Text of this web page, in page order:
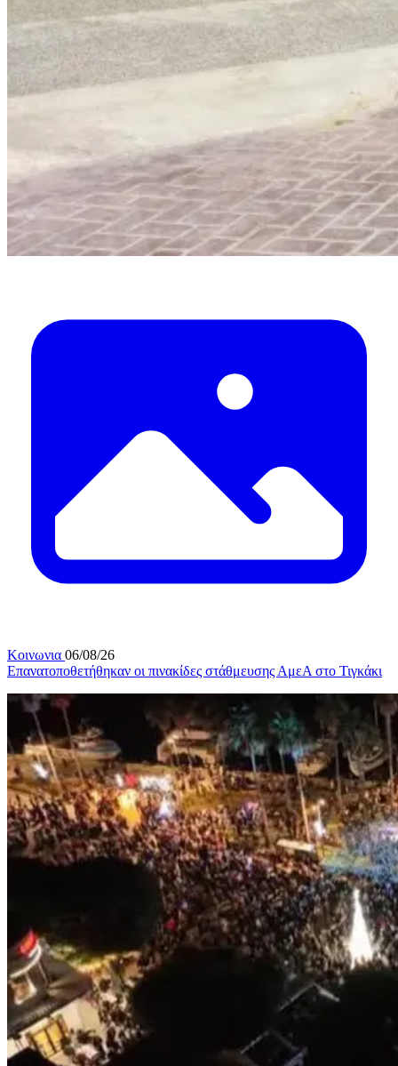
Κοινωνια 06/08/26
Επανατοποθετήθηκαν οι πινακίδες στάθμευσης ΑμεΑ στο Τιγκάκι